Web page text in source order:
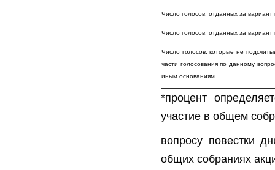
Число голосов, отданных за
Число голосов, отданных за
Число голосов, которые не
части голосования по данному
иным основаниям
*процент
участие в общем
вопросу повестки
общих собраниях